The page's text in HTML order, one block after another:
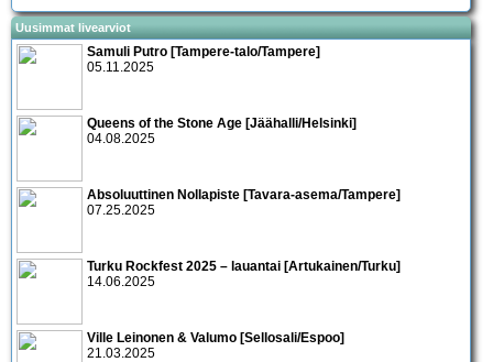
Uusimmat livearviot
Samuli Putro [Tampere-talo/Tampere]
05.11.2025
Queens of the Stone Age [Jäähalli/Helsinki]
04.08.2025
Absoluuttinen Nollapiste [Tavara-asema/Tampere]
07.25.2025
Turku Rockfest 2025 – lauantai [Artukainen/Turku]
14.06.2025
Ville Leinonen & Valumo [Sellosali/Espoo]
21.03.2025